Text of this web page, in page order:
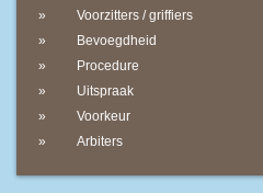
Voorzitters / griffiers
Bevoegdheid
Procedure
Uitspraak
Voorkeur
Arbiters